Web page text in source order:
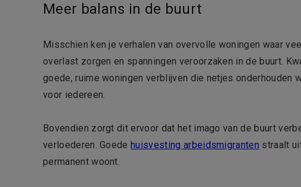
Meer balans in de buurt
Misschien ken je verhalen van overvolle woningen waar
overlast zorgen en spanningen veroorzaken in de buurt.
goede, ruime woningen verblijven die netjes onderhouden
voor iedereen.
Bovendien zorgt dit ervoor dat het imago van de buurt
verloederen. Goede huisvesting arbeidsmigranten straalt
permanent woont.